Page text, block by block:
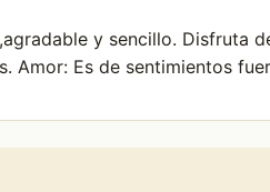
y sencillo. Disfruta
Amor: Es de sentimientos